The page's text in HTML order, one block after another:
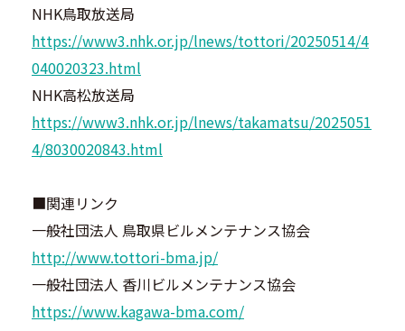
NHK鳥取放送局
https://www3.nhk.or.jp/lnews/tottori/20250514/4
040020323.html
NHK高松放送局
https://www3.nhk.or.jp/lnews/takamatsu/2025051
4/8030020843.html
■関連リンク
一般社団法人 鳥取県ビルメンテナンス協会
http://www.tottori-bma.jp/
一般社団法人 香川ビルメンテナンス協会
https://www.kagawa-bma.com/